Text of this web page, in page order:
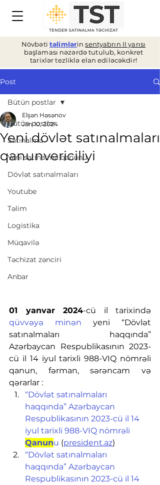
Növbəti təlimlərinsentyabrın II yarısı
başlaması nəzərdə tutulub, konkret
tarixlər tezliklə elan ediləcəkdir!
Post
Bütün postlar
Satınalma
Yeni satınalma qanunu
Dövlət satınalmaları
Youtube
Təlim
Logistika
Müqavilə
Təchizat zənciri
Anbar
Bütün postlar
Yeni dövlət satınalmaları
qanunvericiliyi
Elşən Həsənov
Jan 10, 2024
01 yanvar 2024
qüvvəyə minən yeni “Dövlət
satınalmaları haqqında”
Azərbaycan Respublikasının 2023-
qanun, fərman, sərəncam və
qərarlar :
“Dövlət satınalmaları
haqqında” Azərbaycan
Respublikasının 2023-cü il 14
iyul tarixli 988-VIQ nömrəli
Qanunu (president.az)
“Dövlət satınalmaları
haqqında” Azərbaycan
Respublikasının 2023-cü il 14